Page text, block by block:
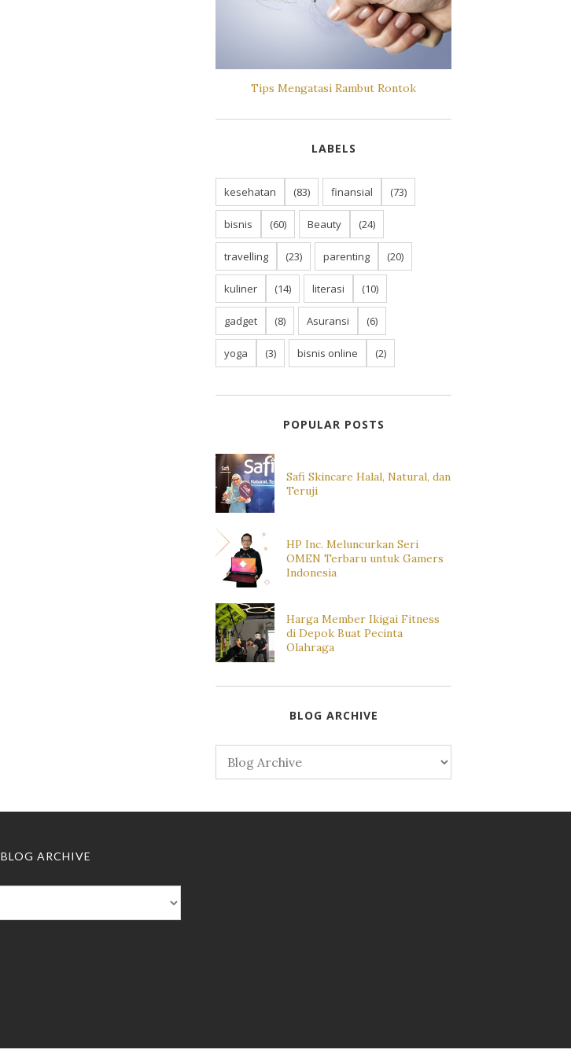
Tips Mengatasi Rambut Rontok
LABELS
kesehatan (83) finansial (73)
bisnis (60) Beauty (24)
travelling (23) parenting (20)
kuliner (14) literasi (10)
gadget (8) Asuransi (6)
yoga (3) bisnis online (2)
POPULAR POSTS
Safi Skincare Halal, Natural, dan
Teruji
HP Inc. Meluncurkan Seri
OMEN Terbaru untuk Gamers
Indonesia
Harga Member Ikigai Fitness
di Depok Buat Pecinta
Olahraga
BLOG ARCHIVE
BLOG ARCHIVE